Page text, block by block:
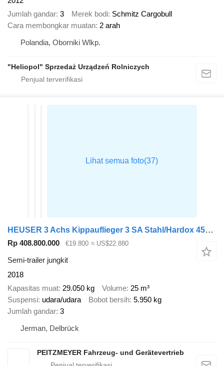
Jumlah gandar 3 Merek bodi Schmitz Cargobull
Cara membongkar muatan 2 arah
Polandia, Oborniki Wlkp.
"Heliopol" Sprzedaż Urządzeń Rolniczych
HEUSER 3 Achs Kippauflieger 3 SA Stahl/Hardox 450 25 m³
Rp 408.800.000 €19.800 ≈ US$22.880
Semi-trailer jungkit
2018
Kapasitas muat 29.050 kg Volume 25 m³
Suspensi udara/udara Bobot bersih 5.950 kg
Jumlah gandar 3
Jerman, Delbrück
PEITZMEYER Fahrzeug- und Gerätevertrieb